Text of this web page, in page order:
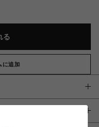
る
に追加